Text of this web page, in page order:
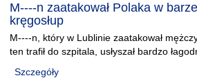
M----n zaatakował Polaka w
kręgosłup
M----n, który w Lublinie zaatakował
ten trafił do szpitala, usłyszał bardzo
Szczegóły